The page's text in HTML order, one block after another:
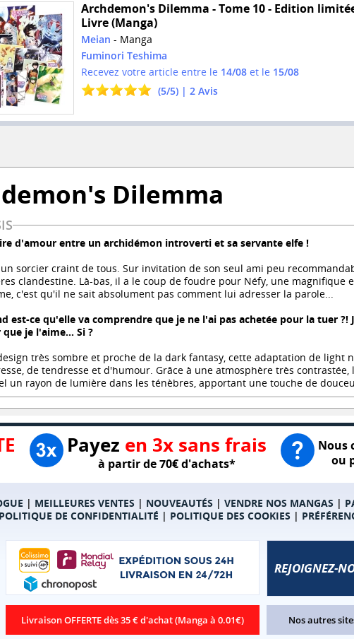
Archdemon's Dilemma - Tome 10 - Edition
Livre (Manga)
Meian - Manga
Fuminori Teshima
Recevez votre article entre le 14/08et le 15/08
(5/5) | 2Avis
Dilemma
d'amour entre un archidémon introverti et sa servante elfe !
sorcier craint de tous. Sur invitation de son seul ami peu
clandestine. Là-bas, il a le coup de foudre pour Néfy, une magnifique
c'est qu'il ne sait absolument pas comment lui adresser la parole...
est-ce qu'elle va comprendre que je ne l'ai pas achetée pour la tuer ?!
je l'aime... Si ?
très sombre et proche de la dark fantasy, cette adaptation de light
de tendresse et d'humour. Grâce à une atmosphère très
un rayon de lumière dans les ténèbres, apportant une touche de
Payez en 3x sans frais
à partir de 70€ d'achats*
Nous
ou
| MEILLEURES VENTES | NOUVEAUTÉS | VENDRE NOS MANGAS |
POLITIQUE DE CONFIDENTIALITÉ | POLITIQUE DES COOKIES |
Livraison OFFERTE dès 35 € d'achat (Manga à 0.01€)
REJOIGNEZ-
Nos autres